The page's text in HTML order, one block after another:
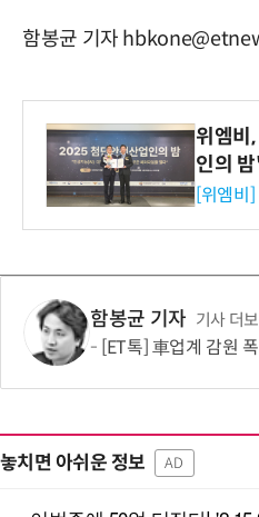
함봉균 기자
위엠비
인의
사장상
[위엠비
함봉균 기자 기사 더보
[ET톡] 車업계 감원
놓치면 아쉬운 정보 AD